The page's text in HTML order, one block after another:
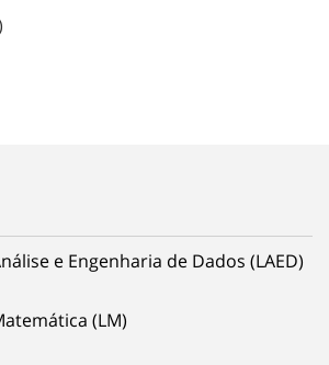
e Engenharia de Dados (LAED)
(LM)